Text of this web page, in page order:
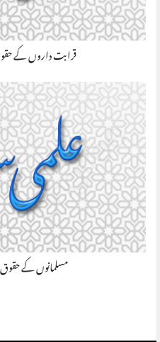
قرابت داروں کے
مسلمانوں کے حقوق